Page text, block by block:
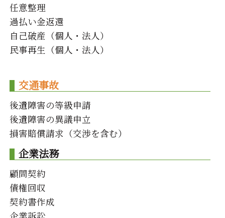
任意整理
過払い金返還
自己破産（個人・法人）
民事再生（個人・法人）
交通事故
後遺障害の等級申請
後遺障害の異議申立
損害賠償請求（交渉を含む）
企業法務
顧問契約
債権回収
契約書作成